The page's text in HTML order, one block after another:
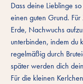
Dass deine Lieblinge
einen guten Grund.
Erde, Nachwuchs
unterbinden, indem du
regelmäßig durch
später werden dich
Für die kleinen